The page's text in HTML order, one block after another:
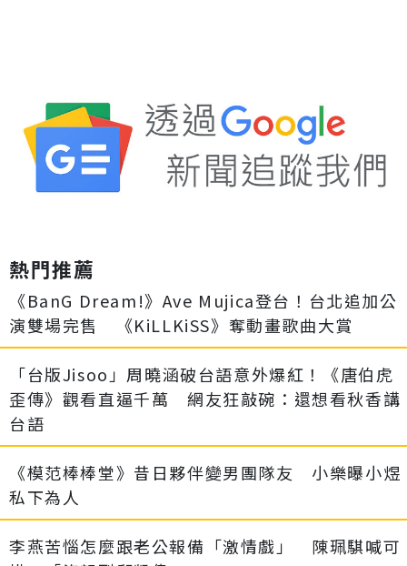
熱門推薦
《BanG Dream!》Ave Mujica登台！台北追加公
演雙場完售 《KiLLKiSS》奪動畫歌曲大賞
「台版Jisoo」周曉涵破台語意外爆紅！《唐伯虎
歪傳》觀看直逼千萬 網友狂敲碗：還想看秋香講
台語
《模范棒棒堂》昔日夥伴變男團隊友 小樂曝小煜
私下為人
李燕苦惱怎麼跟老公報備「激情戲」 陳珮騏喊可